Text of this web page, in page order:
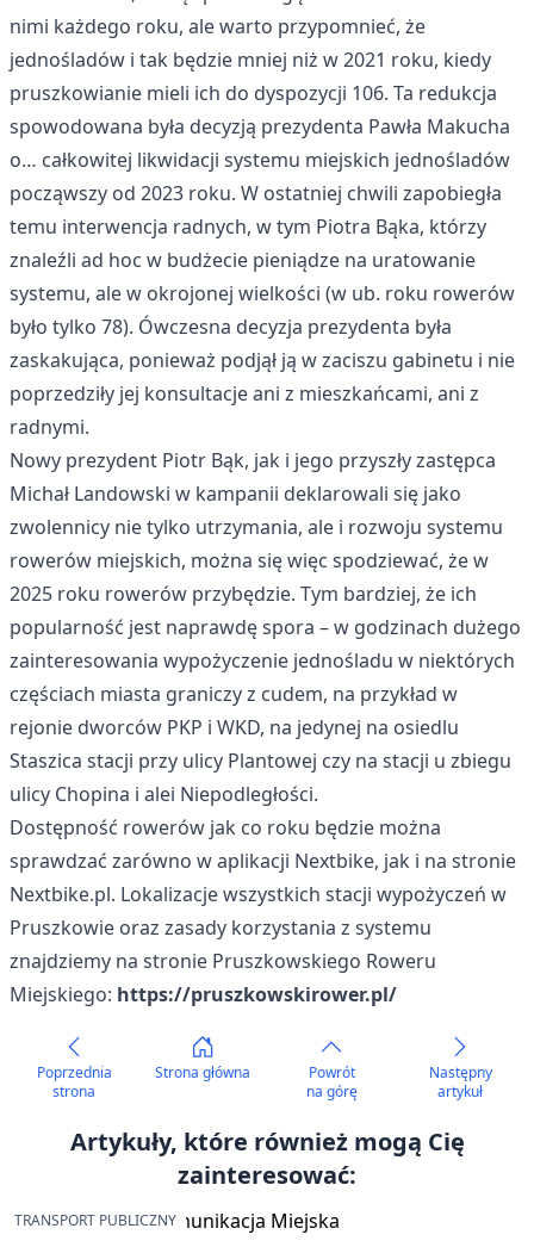
nimi każdego roku, ale warto przypomnieć, że
jednośladów i tak będzie mniej niż w 2021 roku, kiedy
pruszkowianie mieli ich do dyspozycji 106. Ta redukcja
spowodowana była decyzją prezydenta Pawła Makucha
o… całkowitej likwidacji systemu miejskich jednośladów
począwszy od 2023 roku. W ostatniej chwili zapobiegła
temu interwencja radnych, w tym Piotra Bąka, którzy
znaleźli ad hoc w budżecie pieniądze na uratowanie
systemu, ale w okrojonej wielkości (w ub. roku rowerów
było tylko 78). Ówczesna decyzja prezydenta była
zaskakująca, ponieważ podjął ją w zaciszu gabinetu i nie
poprzedziły jej konsultacje ani z mieszkańcami, ani z
radnymi.
Nowy prezydent Piotr Bąk, jak i jego przyszły zastępca
Michał Landowski w kampanii deklarowali się jako
zwolennicy nie tylko utrzymania, ale i rozwoju systemu
rowerów miejskich, można się więc spodziewać, że w
2025 roku rowerów przybędzie. Tym bardziej, że ich
popularność jest naprawdę spora – w godzinach dużego
zainteresowania wypożyczenie jednośladu w niektórych
częściach miasta graniczy z cudem, na przykład w
rejonie dworców PKP i WKD, na jedynej na osiedlu
Staszica stacji przy ulicy Plantowej czy na stacji u zbiegu
ulicy Chopina i alei Niepodległości.
Dostępność rowerów jak co roku będzie można
sprawdzać zarówno w aplikacji Nextbike, jak i na stronie
Nextbike.pl. Lokalizacje wszystkich stacji wypożyczeń w
Pruszkowie oraz zasady korzystania z systemu
znajdziemy na stronie Pruszkowskiego Roweru
Miejskiego: https://pruszkowskirower.pl/
Poprzednia
strona
Strona główna
Powrót
na górę
Następny
artykuł
Artykuły, które również mogą Cię
zainteresować:
TRANSPORT PUBLICZNY